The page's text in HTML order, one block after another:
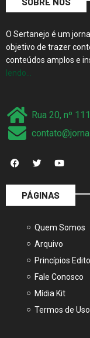
O Sertanejo é um
objetivo de trazer
conteúdos amplos e
lendo…
Rua 20, nº
PÁGINAS
Quem Somos
Arquivo
Princípios
Fale Conosco
Mídia Kit
Termos de Uso